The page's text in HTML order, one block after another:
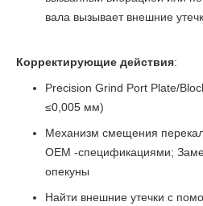
вала вызывает внешние
Корректирующие действия:
Precision Grind Port Plate/
≤0,005 мм)
Механизм смещения
OEM -спецификациями;
опекуны
Найти внешние утечки с